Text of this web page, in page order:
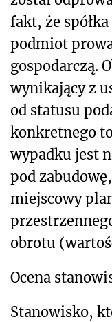
fakt, że
podmiot
gospodarczą.
wynikający z
od statusu
konkretnego
wypadku jest
pod
miejscowy
obrotu
Ocena
Stanowisko,